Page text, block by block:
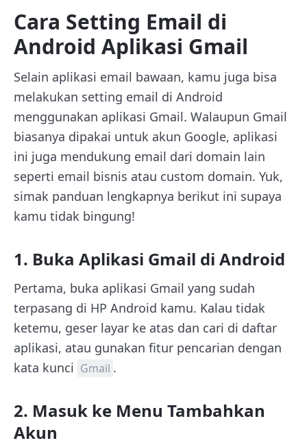
Cara Setting Email di
Android Aplikasi Gmail
Selain aplikasi email bawaan, kamu juga bisa
melakukan setting email di Android
menggunakan aplikasi Gmail. Walaupun Gmail
biasanya dipakai untuk akun Google, aplikasi
ini juga mendukung email dari domain lain
seperti email bisnis atau custom domain. Yuk,
simak panduan lengkapnya berikut ini supaya
kamu tidak bingung!
1. Buka Aplikasi Gmail di Android
Pertama, buka aplikasi Gmail yang sudah
terpasang di HP Android kamu. Kalau tidak
ketemu, geser layar ke atas dan cari di daftar
aplikasi, atau gunakan fitur pencarian dengan
kata kunci Gmail .
2. Masuk ke Menu Tambahkan
Akun